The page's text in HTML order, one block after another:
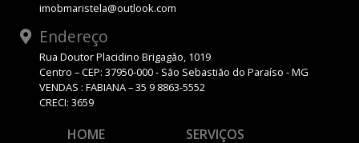
imobmaristela@outlook.com
Endereço
Rua Doutor Placidino Brigagão, 1019
Centro – CEP: 37950-000 - São Sebastião do Paraíso - MG
VENDAS : FABIANA – 35 9 8863-5552
CRECI: 3659
HOME SERVIÇOS